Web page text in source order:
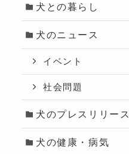
犬との暮らし
犬のニュース
イベント
社会問題
犬のプレスリリース
犬の健康・病気